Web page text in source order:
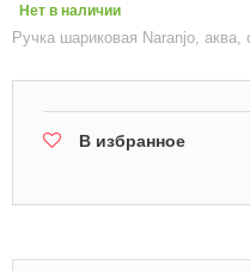
Нет в наличии
Ручка шариковая Naranjo, аква,
В избранное